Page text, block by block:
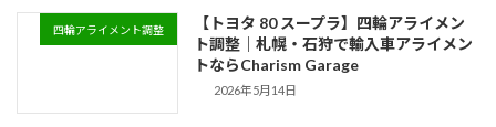
四輪アライメント調整
【トヨタ 80 スープラ】四輪アライメン
ト調整｜札幌・石狩で輸入車アライメン
トならCharism Garage
2026年5月14日